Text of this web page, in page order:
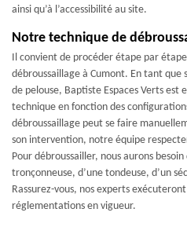
ainsi qu’à l’accessibilité au site.
Notre technique de
Il convient de procéder étape par
débroussaillage à Cumont. En tant
de pelouse, Baptiste Espaces Verts
technique en fonction des
débroussaillage peut se faire
son intervention, notre équipe
Pour débroussailler, nous aurons
tronçonneuse, d’une tondeuse, d’un
Rassurez-vous, nos experts
réglementations en vigueur.